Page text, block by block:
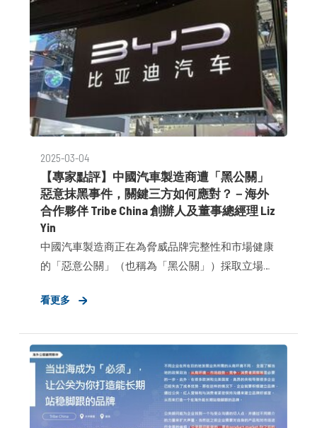
各異，但有一項共識清晰浮現：在政策可能一夕翻
轉的時代，清晰的敘事能力與利害關係人的信任，
正是企業最具競爭力的資產。
2025-03-04
【專家點評】中國汽車製造商遭「黑公關」
惡意抹黑事件，關鍵三方如何應對？－海外
合作夥伴 Tribe China 創辦人及董事總經理 Liz
Yin​
中國汽車製造商正在為脅威品牌完整性和市場健康
的「惡意公關」（也稱為「黑公關」）採取立場與
布了一項500萬元人民幣的獎勵計劃，以應對這一
的舉措。
看更多